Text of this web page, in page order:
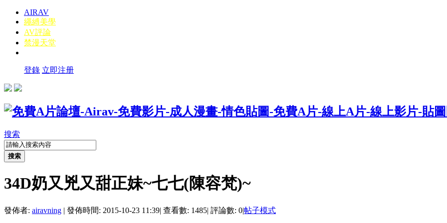
AIRAV
繩縛美學
AV評論
禁漫天堂
登錄 立即注册
搜索
搜索
34D奶又兇又甜正妹~七七(陳容梵)~
發佈者: airavning | 發佈時間: 2015-10-23 11:39| 查看數: 1485| 評論數: 0|帖子模式